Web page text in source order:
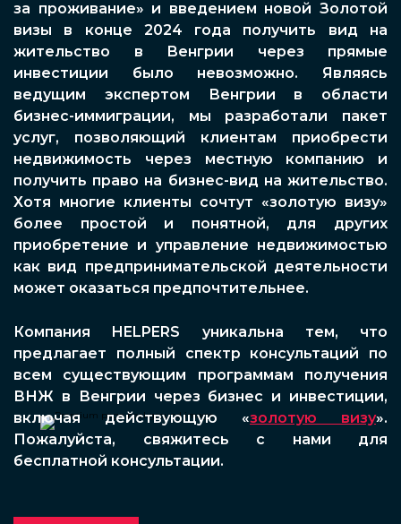
за проживание» и введением новой Золотой
визы в конце 2024 года получить вид на
жительство в Венгрии через прямые
инвестиции было невозможно. Являясь
ведущим экспертом Венгрии в области
бизнес-иммиграции, мы разработали пакет
услуг, позволяющий клиентам приобрести
недвижимость через местную компанию и
получить право на бизнес-вид на жительство.
Хотя многие клиенты сочтут «золотую визу»
более простой и понятной, для других
приобретение и управление недвижимостью
как вид предпринимательской деятельности
может оказаться предпочтительнее.
Компания HELPERS уникальна тем, что
предлагает полный спектр консультаций по
всем существующим программам получения
ВНЖ в Венгрии через бизнес и инвестиции,
включая действующую «золотую визу».
Пожалуйста, свяжитесь с нами для
бесплатной консультации.